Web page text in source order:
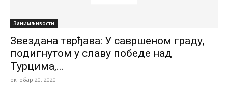
Занимљивости
Звездана тврђава: У савршеном граду,
подигнутом у славу победе над
Турцима,...
октобар 20, 2020